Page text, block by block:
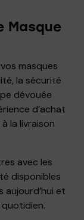
Masque
masques
la sécurité
dévouée
d’achat
la livraison
avec les
disponibles
aujourd’hui et